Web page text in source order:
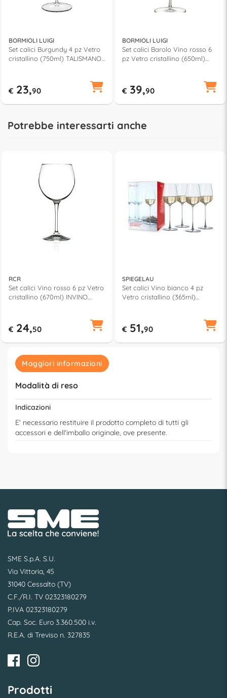
BORMIOLI LUIGI
Set calici Burgundy 4 pz Vetro
cristallino (750ml) TALISMANO
€ 23,90
BORMIOLI LUIGI
Set calici Barolo Vino rosso 6
pz Vetro cristallino (650ml)
€ 39,90
Potrebbe interessarti anche
RCR
Set calici Vino rosso 6 pz Vetro
cristallino (670ml) INVINO
€ 24,50
SPIEGELAU
Set calici Vino bianco 4 pz
Vetro cristallino (365ml)
€ 51,90
Maggiori informazioni
Modalità di reso
Indicazioni
E' necessario restituire il prodotto completo di tutti gli
accessori e dell'imballo originale, ove presente.
SME S.p.A. S.U.
Via Vittoria, 45
31040 Cessalto (TV)
C.F./R.I. TV 02323180279
P.IVA 02323180279
Cap. Soc. Euro 3.360.500 i.v.
R.E.A. di Treviso n. 327835
Prodotti